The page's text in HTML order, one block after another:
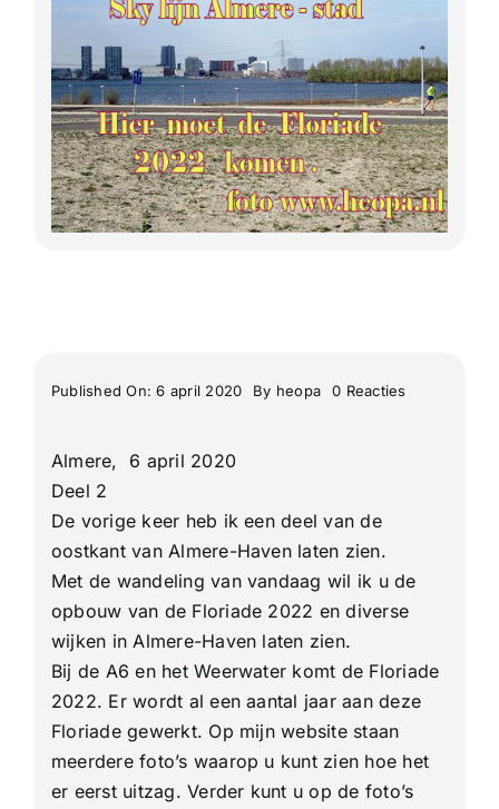
Lange Afstand Wandeltochten
Meerdaagse tochten
Buitenlandse Wandelingen
Recente Wandelingen
Published On: 6 april 2020 By heopa 0 Reactieson
Almere, 6 april 2020
Deel 2
De vorige keer heb ik een deel van de
oostkant van Almere-Haven laten zien.
Met de wandeling van vandaag wil ik u de
opbouw van de Floriade 2022 en diverse
wijken in Almere-Haven laten zien.
Bij de A6 en het Weerwater komt de Floriade
2022. Er wordt al een aantal jaar aan deze
Floriade gewerkt. Op mijn website staan
meerdere foto’s waarop u kunt zien hoe het
er eerst uitzag. Verder kunt u op de foto’s